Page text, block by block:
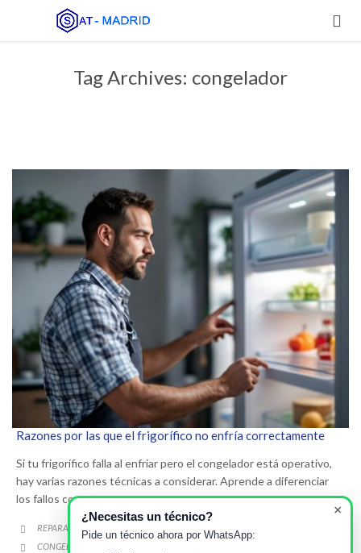

Tag Archives: congelador
Razones por las que el frigorífico no enfría correctamente
Si tu frigorífico falla al enfriar pero el congelador está operativo,
hay varias razones técnicas a considerar. Aprende a diferenciar
los fallos comunes.
 CATEGORY
REPARACIÓN DE ELECTRODOMÉSTICOS
 CATEGORY
CONGELADOR
×
¿Necesitas un técnico?
Pide un técnico ahora por WhatsApp: